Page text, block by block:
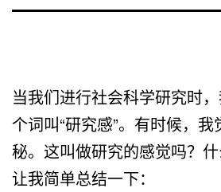
当我们进行社会科学研究时
个词叫“研究感”。有时候，
秘。这叫做研究的感觉吗？什
让我简单总结一下：